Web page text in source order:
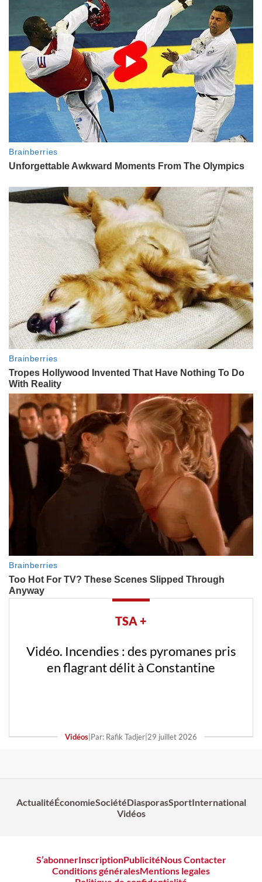
TSA +
Vidéo. Incendies : des pyromanes pris
en flagrant délit à Constantine
Vidéos Par: Rafik Tadjer 29 juillet 2026
ActualitéÉconomieSociétéDiasporasSportInternational
Vidéos
S’abonnerInscriptionPublicitéNous Contacter
Conditions généralesMentions legales